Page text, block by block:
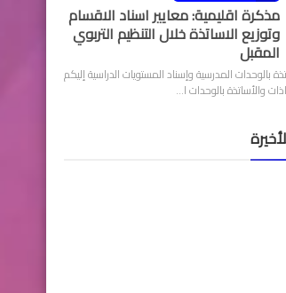
مذكرة اقليمية: معايير اسناد الاقسام
وتوزيع الاساتذة خلال التنظيم التربوي
المقبل
بالوحدات المدرسية وإسناد المستويات الدراسية إليكم
والأساتذة بالوحدات ا…